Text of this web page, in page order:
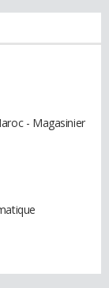
- Magasinier